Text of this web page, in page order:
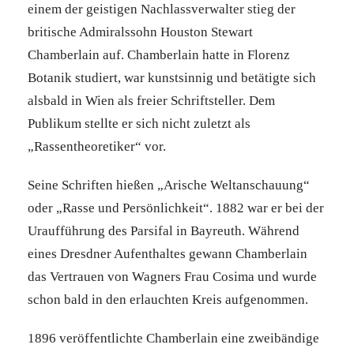
einem der geistigen Nachlassverwalter stieg der
britische Admiralssohn Houston Stewart
Chamberlain auf. Chamberlain hatte in Florenz
Botanik studiert, war kunstsinnig und betätigte sich
alsbald in Wien als freier Schriftsteller. Dem
Publikum stellte er sich nicht zuletzt als
„Rassentheoretiker“ vor.
Seine Schriften hießen „Arische Weltanschauung“
oder „Rasse und Persönlichkeit“. 1882 war er bei der
Uraufführung des Parsifal in Bayreuth. Während
eines Dresdner Aufenthaltes gewann Chamberlain
das Vertrauen von Wagners Frau Cosima und wurde
schon bald in den erlauchten Kreis aufgenommen.
1896 veröffentlichte Chamberlain eine zweibändige